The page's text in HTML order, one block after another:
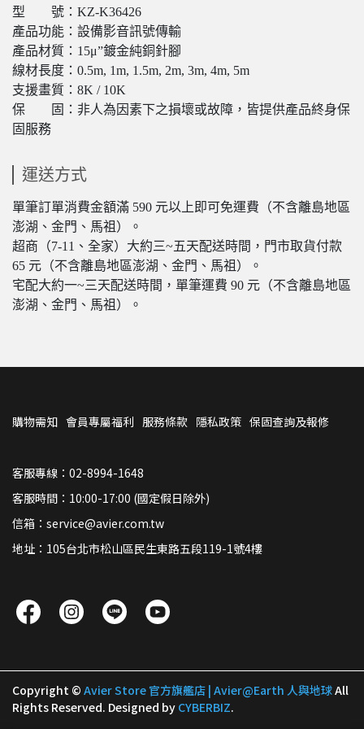
型 號：KZ-K36426
產品功能：設備影音訊號傳輸
產品材質：15μ”鍍金純銅針腳
線材長度：0.5m, 1m, 1.5m, 2m, 3m, 4m, 5m
支援畫質：8K / 10K
保 固：非人為因素下之損壞或故障，皆提供產品終身保
固服務
運送方式
單筆訂單消費金額滿 590 元以上即可免運費（不含離島地區
澎湖、金門、馬祖）。
超商（7-11、全家）大約三~五天配送時間，門市取貨付款
65 元（不含離島地區澎湖、金門、馬祖）。
宅配大約一~三天配送時間，單筆運費 90 元（不含離島地區
澎湖、金門、馬祖）。
購物需知 會員專屬福利 服務條款 隱私政策 保固查詢及報修
客服專線：02-8994-1648
客服時間：10:00-17:00 (國定假日除外)
信箱：service@avier.com.tw
地址：105台北市松山區民生東路五段119-1號4樓
Copyright © Avier Store 官方旗艦店 | Avier@Earth 人與地球All
Rights Reserved. Designed by CYBERBIZ.